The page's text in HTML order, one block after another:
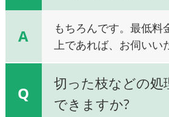
A
もちろんです。最低料
上であれば、お伺いい
Q
切った枝などの処
できますか?